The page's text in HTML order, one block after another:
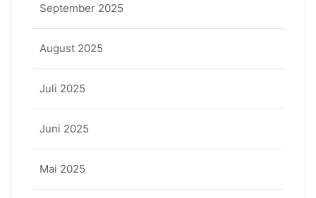
September 2025
August 2025
Juli 2025
Juni 2025
Mai 2025